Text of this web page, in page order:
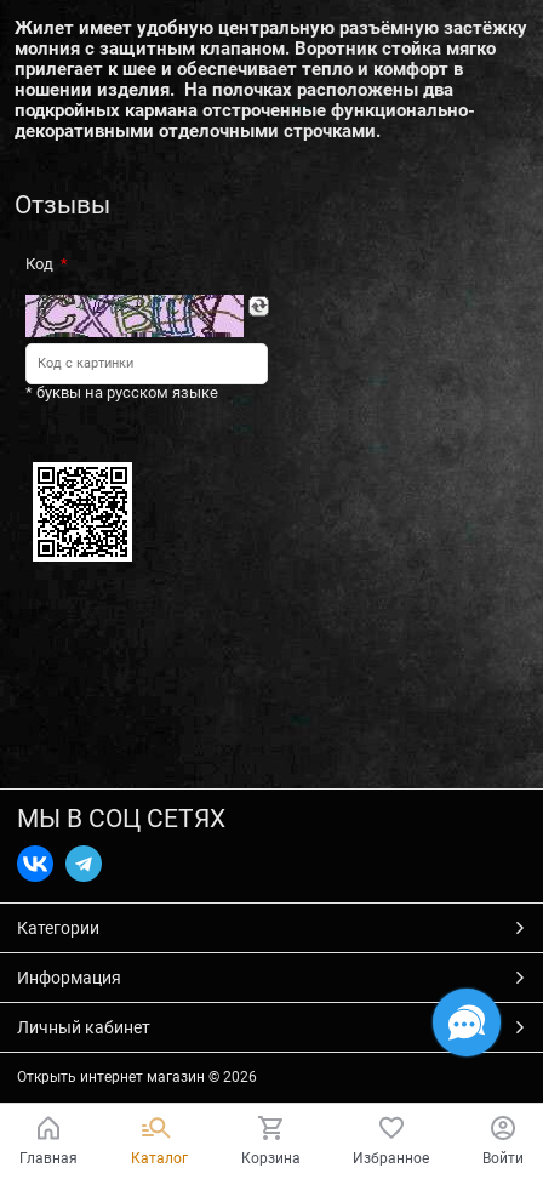
Жилет имеет удобную центральную разъёмную застёжку
молния с защитным клапаном. Воротник стойка мягко
прилегает к шее и обеспечивает тепло и комфорт в
ношении изделия. На полочках расположены два
подкройных кармана отстроченные функционально-
декоративными отделочными строчками.
Отзывы
Код
* буквы на русском языке
МЫ В СОЦ СЕТЯХ
Категории
Информация
Личный кабинет
Открыть интернет магазин © 2026
Главная Каталог Корзина Избранное Войти